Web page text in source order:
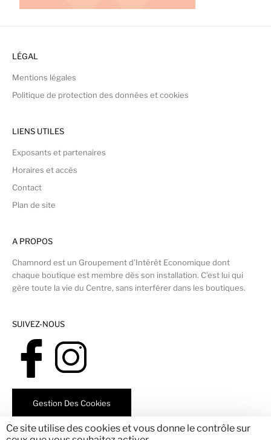
LÉGAL
Mentions légales
Politique de protection des données et cookies
LIENS UTILES
Exposants et partenaires
Horaires et accès
Contact
Plan de site
A PROPOS
Chamnord est un Groupement d’Intérêt Economique dont
chaque boutique est membre dès son installation. C’est lui qui
gère toute la vie du Centre, sans interférer dans les boutiques.
SUIVEZ-NOUS
Gestion Des Cookies
Ce site utilise des cookies et vous donne le contrôle sur